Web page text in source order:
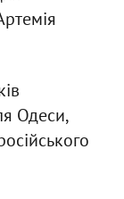
Одеси,